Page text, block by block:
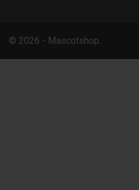
© 2026 - Mascotshop.